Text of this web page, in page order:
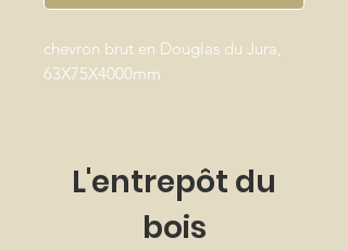
chevron brut en Douglas du Jura,
63X75X4000mm
L'entrepôt du
bois